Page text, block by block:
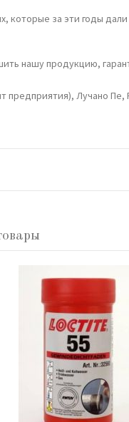
которые за эти годы
нашу продукцию,
предприятия), Лучано